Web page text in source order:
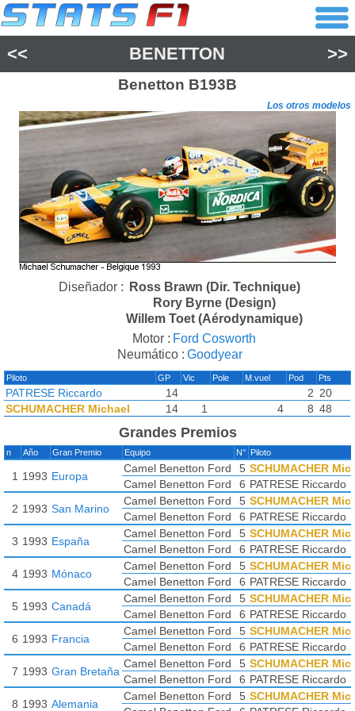
<< BENETTON >>
Benetton B193B
Los otros modelos
Diseñador :
Ross Brawn (Dir. Technique)
Rory Byrne (Design)
Willem Toet (Aérodynamique)
Motor : Ford Cosworth
Neumático : Goodyear
Piloto GP Vic Pole M.vuel Pod Pts
PATRESE Riccardo 14 2 20
SCHUMACHER Michael
14 1 4 8 48
Grandes Premios
n Año Gran Premio Equipo N° Piloto
1 1993 Europa
Camel Benetton Ford 5 SCHUMACHER
Camel Benetton Ford
6 PATRESE Riccardo
2 1993 San Marino
Camel Benetton Ford 5 SCHUMACHER
Camel Benetton Ford
6 PATRESE Riccardo
3 1993 España
Camel Benetton Ford 5 SCHUMACHER
Camel Benetton Ford
6 PATRESE Riccardo
4 1993 Mónaco
Camel Benetton Ford 5 SCHUMACHER
Camel Benetton Ford
6 PATRESE Riccardo
5 1993 Canadá
Camel Benetton Ford 5 SCHUMACHER
Camel Benetton Ford
6 PATRESE Riccardo
6 1993 Francia
Camel Benetton Ford 5 SCHUMACHER
Camel Benetton Ford
6 PATRESE Riccardo
7 1993 Gran Bretaña
Camel Benetton Ford 5 SCHUMACHER
Camel Benetton Ford
6 PATRESE Riccardo
8 1993 Alemania
Camel Benetton Ford 5 SCHUMACHER